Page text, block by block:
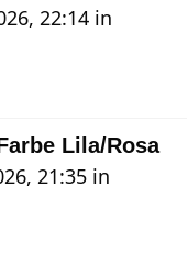
22:14 in
Lila/Rosa
21:35 in